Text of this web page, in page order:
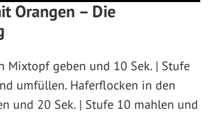
Orangen – Die
Mixtopf geben und 10 Sek. | Stufe
umfüllen. Haferflocken in den
und 20 Sek. | Stufe 10 mahlen und